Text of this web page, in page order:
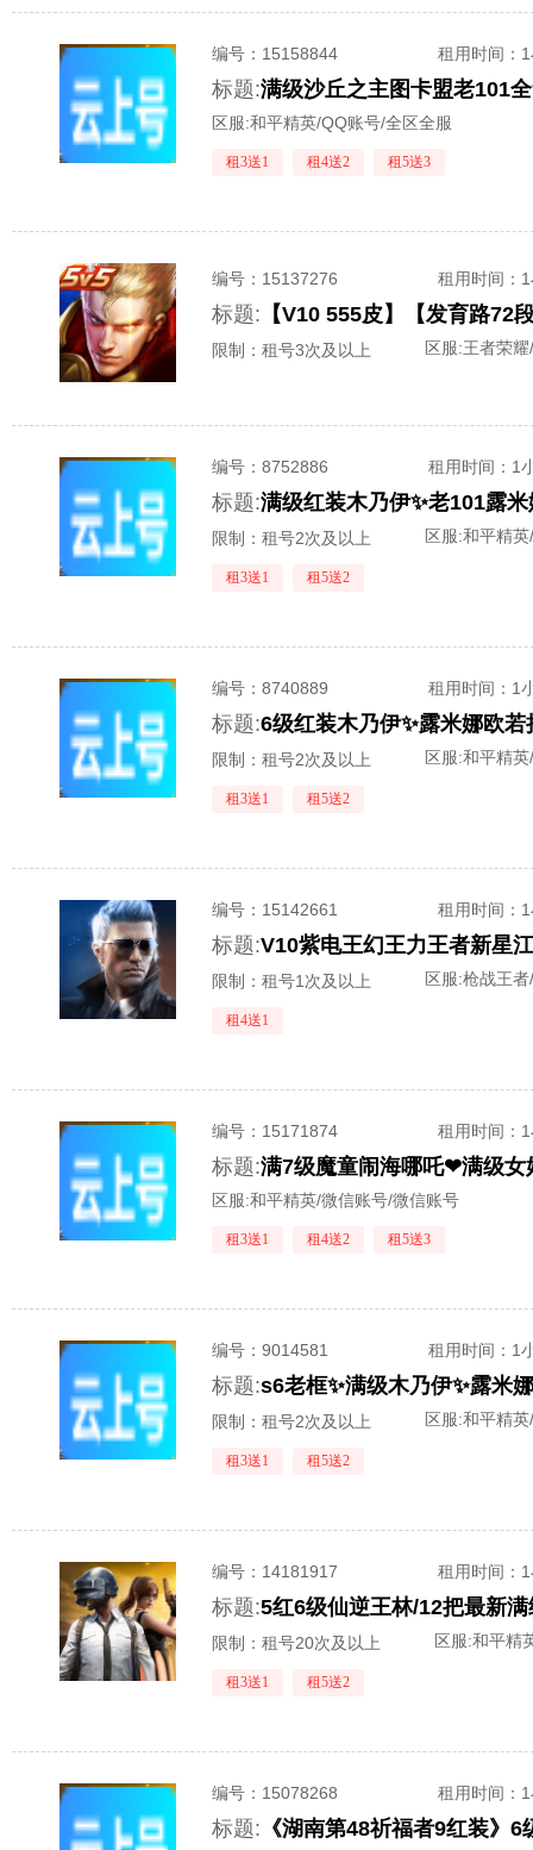
编号： 15158844 租用时间 ：
标题:
区服:和平精英/QQ账号/全区全服
租3送1 租4送2 租5送3
编号： 15137276 租用时间 ：
标题:
限制：租号3次及以上 区服:王者荣
编号：8752886 租用时间 ：1
标题:
限制：租号2次及以上 区服:和平精
租3送1 租5送2
编号：8740889 租用时间 ：1
标题:
限制：租号2次及以上 区服:和平精
租3送1 租5送2
编号： 15142661 租用时间 ：
标题:
限制：租号1次及以上 区服:枪战王
租4送1
编号： 15171874 租用时间 ：
标题:
区服:和平精英/微信账号/微信账号
租3送1 租4送2 租5送3
编号：9014581 租用时间 ：1
标题:
限制：租号2次及以上 区服:和平精
租3送1 租5送2
编号： 14181917 租用时间 ：
标题:5红6级仙逆王林/12把最新
限制：租号20次及以上 区服:和平精
租3送1 租5送2
编号： 15078268 租用时间 ：
标题: